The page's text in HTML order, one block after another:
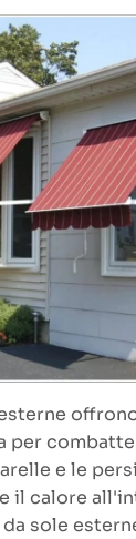
per
e le
il calore
sole